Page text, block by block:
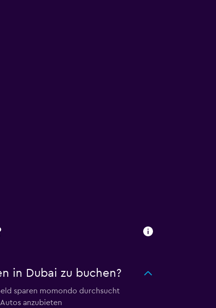
in Dubai zu buchen?
sparen momondo durchsucht
anzubieten